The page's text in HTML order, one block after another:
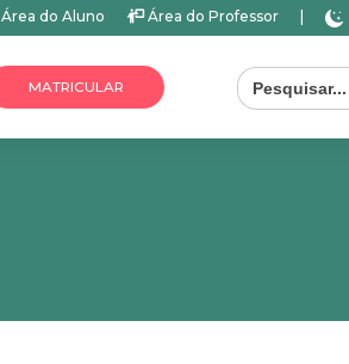
Área do Aluno Área do Professor
MATRICULAR
Search
for: